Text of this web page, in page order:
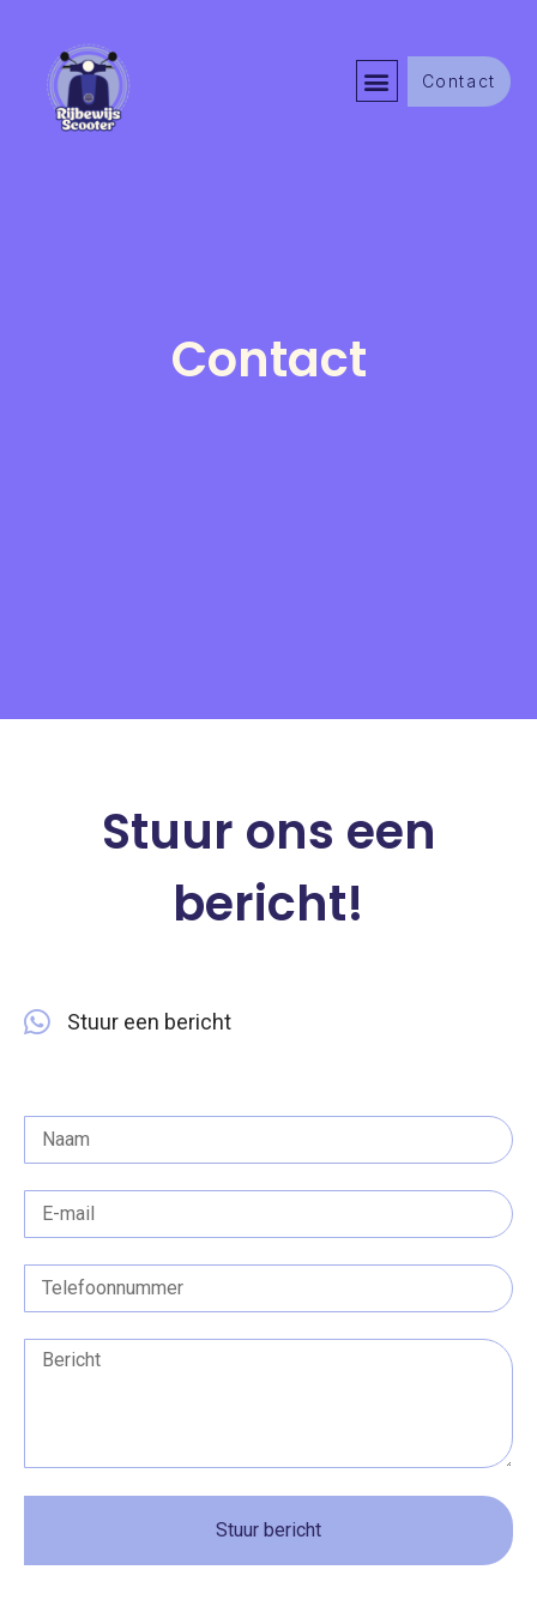
Contact
Contact
Stuur ons een
bericht!
Stuur een bericht
Stuur bericht